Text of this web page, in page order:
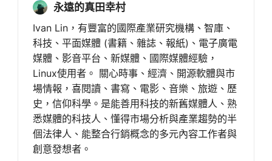
永遠的真田幸村
Ivan Lin，有豐富的國際產業研究機構、智庫、
科技、平面媒體 (書籍、雜誌、報紙)、電子廣電
媒體、影音平台、新媒體、國際媒體經驗，
Linux使用者。 關心時事、經濟、開源軟體與市
場情報，喜閱讀、書寫、電影、音樂、旅遊、歷
史，信仰科學。是能善用科技的新舊媒體人、熟
悉媒體的科技人、懂得市場分析與產業趨勢的半
個法律人、能整合行銷概念的多元內容工作者與
創意發想者。